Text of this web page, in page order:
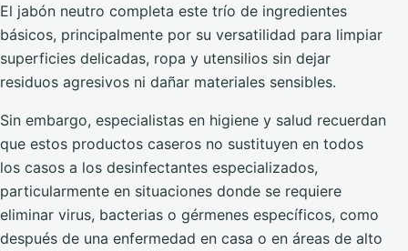
El jabón neutro completa este trío de ingredientes
básicos, principalmente por su versatilidad para limpiar
superficies delicadas, ropa y utensilios sin dejar
residuos agresivos ni dañar materiales sensibles.
Sin embargo, especialistas en higiene y salud recuerdan
que estos productos caseros no sustituyen en todos
los casos a los desinfectantes especializados,
particularmente en situaciones donde se requiere
eliminar virus, bacterias o gérmenes específicos, como
después de una enfermedad en casa o en áreas de alto